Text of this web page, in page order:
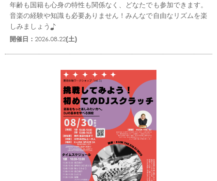
年齢も国籍も心身の特性も関係なく、どなたでも参加できます。
音楽の経験や知識も必要ありません！みんなで自由なリズムを楽
しみましょう♪
開催日： 2026.08.22(土)